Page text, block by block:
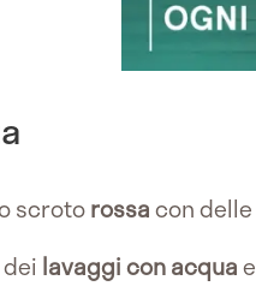
scrotorossacon delle
lavaggi con acquae